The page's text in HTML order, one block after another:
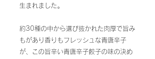
生まれました。
約30種の中から選び抜かれた肉厚で旨み
もがあり香りもフレッシュな青唐辛子
が、この旨辛い青唐辛子餃子の味の決め